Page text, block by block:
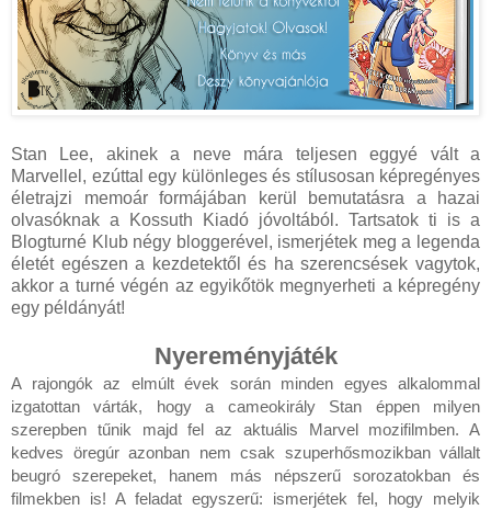
Stan Lee, akinek a neve mára teljesen eggyé vált a
Marvellel, ezúttal egy különleges és stílusosan képregényes
életrajzi memoár formájában kerül bemutatásra a hazai
olvasóknak a Kossuth Kiadó jóvoltából. Tartsatok ti is a
Blogturné Klub négy bloggerével, ismerjétek meg a legenda
életét egészen a kezdetektől és ha szerencsések vagytok,
akkor a turné végén az egyikőtök megnyerheti a képregény
egy példányát!
Nyereményjáték
A rajongók az elmúlt évek során minden egyes alkalommal
izgatottan várták, hogy a cameokirály Stan éppen milyen
szerepben tűnik majd fel az aktuális Marvel mozifilmben. A
kedves öregúr azonban nem csak szuperhősmozikban vállalt
beugró szerepeket, hanem más népszerű sorozatokban és
filmekben is! A feladat egyszerű: ismerjétek fel, hogy melyik